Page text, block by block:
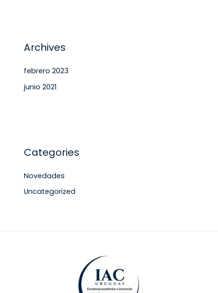
Archives
febrero 2023
junio 2021
Categories
Novedades
Uncategorized